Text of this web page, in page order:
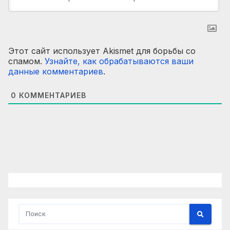
Этот сайт использует Akismet для борьбы со
спамом. Узнайте, как обрабатываются ваши
данные комментариев.
0 КОММЕНТАРИЕВ